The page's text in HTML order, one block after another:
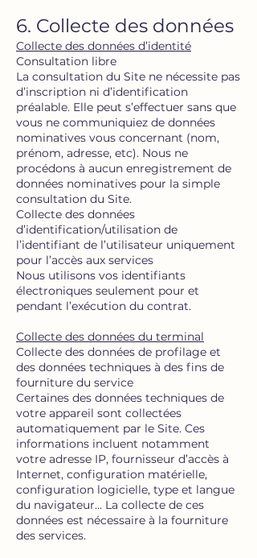
6. Collecte des données
Collecte des données d’identité
Consultation libre
La consultation du Site ne nécessite pas
d’inscription ni d’identification
préalable. Elle peut s’effectuer sans que
vous ne communiquiez de données
nominatives vous concernant (nom,
prénom, adresse, etc). Nous ne
procédons à aucun enregistrement de
données nominatives pour la simple
consultation du Site.
Collecte des données
d’identification/utilisation de
l’identifiant de l’utilisateur uniquement
pour l’accès aux services
Nous utilisons vos identifiants
électroniques seulement pour et
pendant l’exécution du contrat.
Collecte des données du terminal
Collecte des données de profilage et
des données techniques à des fins de
fourniture du service
Certaines des données techniques de
votre appareil sont collectées
automatiquement par le Site. Ces
informations incluent notamment
votre adresse IP, fournisseur d’accès à
Internet, configuration matérielle,
configuration logicielle, type et langue
du navigateur… La collecte de ces
données est nécessaire à la fourniture
des services.